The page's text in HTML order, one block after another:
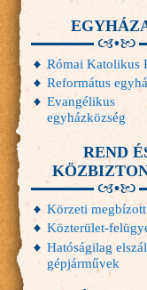
Római Katolikus
Református
Evangélikus
egyházközség
REND
Körzeti megbízott
Közterület-
Hatóságilag
gépjárművek